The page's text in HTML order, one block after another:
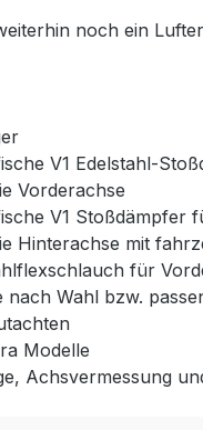
noch ein
V1 Edelstahl-
Vorderachse
V1 Stoßdämpfer
Hinterachse mit
für
nach Wahl bzw.
Modelle
Achsvermessung